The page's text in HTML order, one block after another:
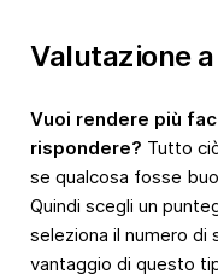
Valutazione
Vuoi rendere più
rispondere? Tutto
se qualcosa fosse
Quindi scegli un
seleziona il numero di
vantaggio di questo